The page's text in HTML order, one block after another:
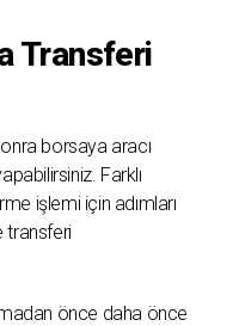
Transferi
borsaya aracı
Farklı
işlemi için adımları
transferi
önce daha önce